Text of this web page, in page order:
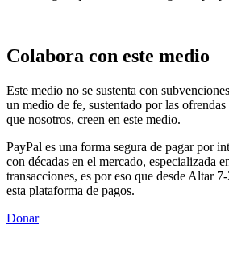
Colabora con este medio
Este medio no se sustenta con
un medio de fe, sustentado por las
que nosotros, creen en este medio.
PayPal es una forma segura de pagar por
con décadas en el mercado, especializada
transacciones, es por eso que desde Altar
esta plataforma de pagos.
Donar